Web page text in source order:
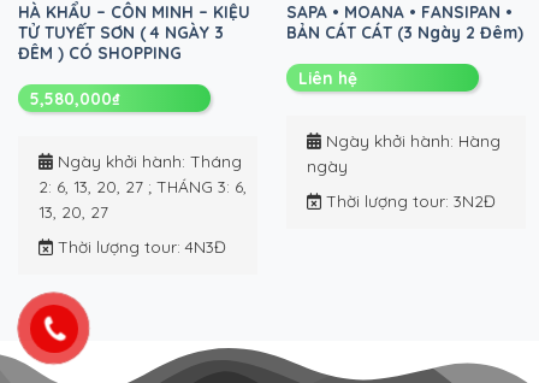
HÀ KHẨU – CÔN MINH – KIỆU
TỬ TUYẾT SƠN ( 4 NGÀY 3
ĐÊM ) CÓ SHOPPING
5,580,000₫
Ngày khởi hành: Tháng
2: 6, 13, 20, 27 ; THÁNG 3: 6,
13, 20, 27
Thời lượng tour: 4N3Đ
SAPA • MOANA • FANSIPAN •
BẢN CÁT CÁT (3 Ngày 2 Đêm)
Liên hệ
Ngày khởi hành: Hàng
ngày
Thời lượng tour: 3N2Đ